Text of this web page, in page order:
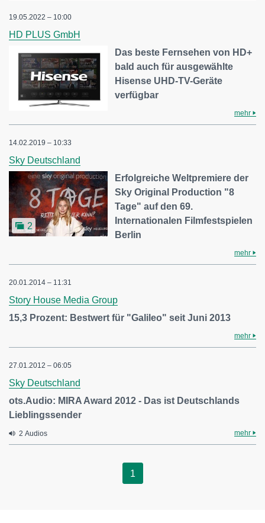
19.05.2022 – 10:00
HD PLUS GmbH
Das beste Fernsehen von HD+
bald auch für ausgewählte
Hisense UHD-TV-Geräte
verfügbar
mehr
14.02.2019 – 10:33
Sky Deutschland
2
Erfolgreiche Weltpremiere der
Sky Original Production "8
Tage" auf den 69.
Internationalen Filmfestspielen
Berlin
mehr
20.01.2014 – 11:31
Story House Media Group
15,3 Prozent: Bestwert für "Galileo" seit Juni 2013
mehr
27.01.2012 – 06:05
Sky Deutschland
ots.Audio: MIRA Award 2012 - Das ist Deutschlands
Lieblingssender
2 Audios mehr
1